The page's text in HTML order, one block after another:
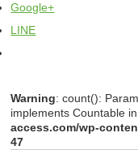
Google+
LINE
Warning: count():
implements Countable
access.com/wp-
47